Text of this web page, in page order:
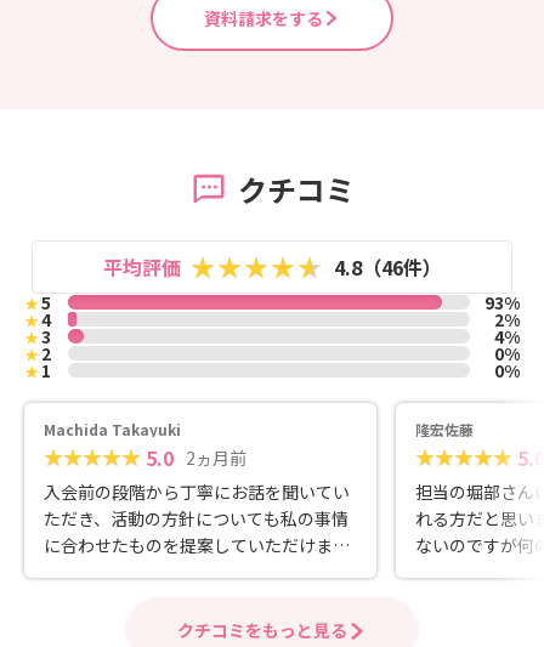
資料請求をする
クチコミ
平均評価 4.8（46件）
★5 93%
★4 2%
★3 4%
★2 0%
★1 0%
Machida Takayuki
5.0 2ヵ月前
入会前の段階から丁寧にお話を聞いてい
ただき、活動の方針についても私の事情
に合わせたものを提案していただけまし
た。親切で論理的な相談所だと思いま
隆宏佐藤
5.0
担当の堀部さん
れる方だと思い
ないのですが何
ん。こちらの相
クチコミをもっと見る